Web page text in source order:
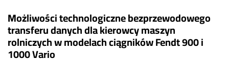
Możliwości technologiczne bezprzewodowego
transferu danych dla kierowcy maszyn
rolniczych w modelach ciągników Fendt 900 i
1000 Vario